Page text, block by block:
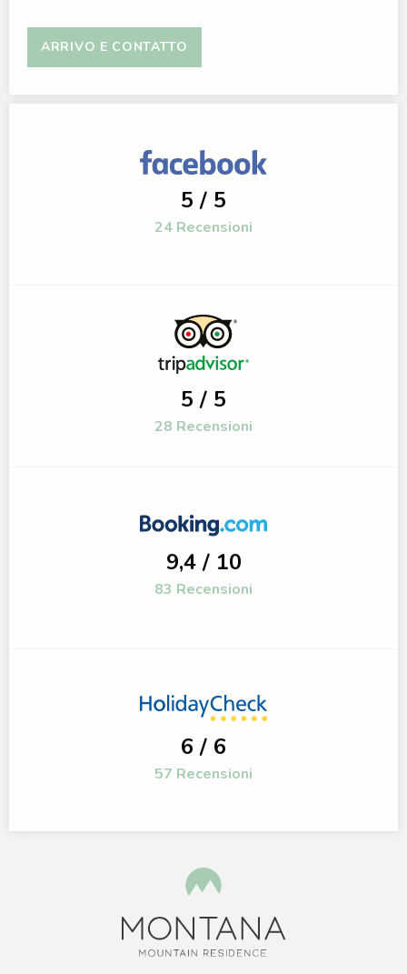
ARRIVO E CONTATTO
5 / 5
24 Recensioni
5 / 5
28 Recensioni
9,4 / 10
83 Recensioni
6 / 6
57 Recensioni